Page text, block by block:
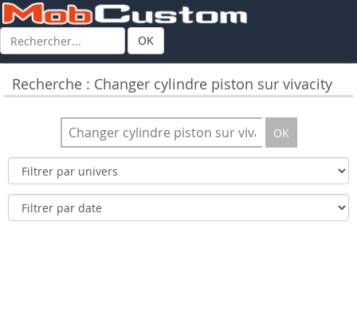
OK
Recherche : Changer cylindre piston sur vivacity
OK